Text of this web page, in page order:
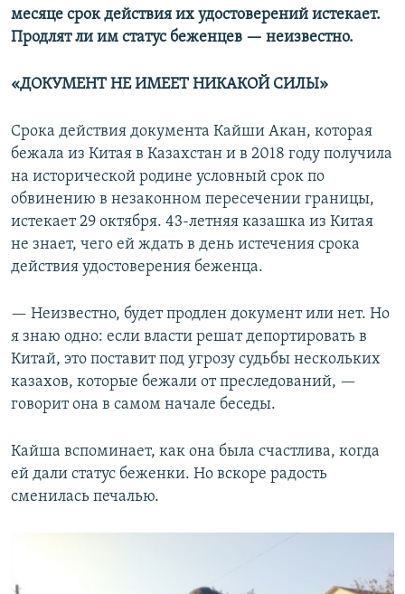
месяце срок действия их удостоверений истекает.
Продлят ли им статус беженцев — неизвестно.
«ДОКУМЕНТ НЕ ИМЕЕТ НИКАКОЙ СИЛЫ»
Срока действия документа Кайши Акан, которая
бежала из Китая в Казахстан и в 2018 году получила
на исторической родине условный срок по
обвинению в незаконном пересечении границы,
истекает 29 октября. 43-летняя казашка из Китая
не знает, чего ей ждать в день истечения срока
действия удостоверения беженца.
— Неизвестно, будет продлен документ или нет. Но
я знаю одно: если власти решат депортировать в
Китай, это поставит под угрозу судьбы нескольких
казахов, которые бежали от преследований, —
говорит она в самом начале беседы.
Кайша вспоминает, как она была счастлива, когда
ей дали статус беженки. Но вскоре радость
сменилась печалью.